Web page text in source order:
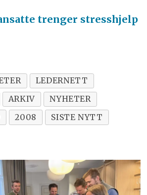
trenger stresshjelp
LEDERNETT
ARKIV
NYHETER
2008 SISTE NYTT